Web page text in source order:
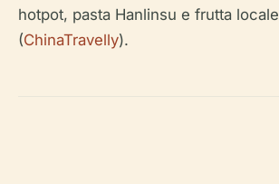
hotpot, pasta Hanlinsu e frutta locale
(ChinaTravelly).